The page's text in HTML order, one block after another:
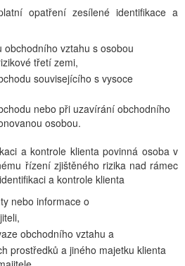
opatření zesílené identifikace a
obchodního vztahu s osobou
třetí zemi,
souvisejícího s vysoce
nebo při uzavírání obchodního
osobou.
a kontrole klienta povinná osoba v
řízení zjištěného rizika nad rámec
a kontrole klienta
nebo informace o
obchodního vztahu a
prostředků a jiného majetku klienta